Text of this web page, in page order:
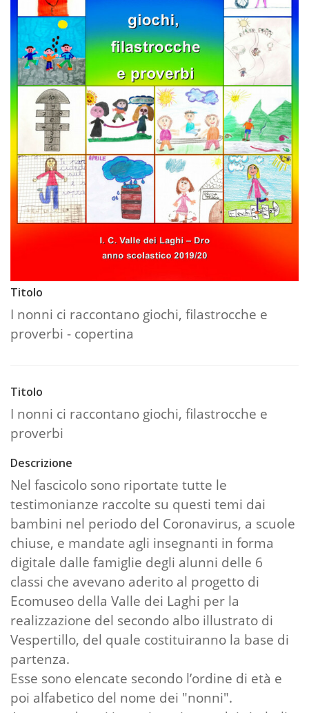
Titolo
I nonni ci raccontano giochi, filastrocche e
proverbi - copertina
Titolo
I nonni ci raccontano giochi, filastrocche e
proverbi
Descrizione
Nel fascicolo sono riportate tutte le
testimonianze raccolte su questi temi dai
bambini nel periodo del Coronavirus, a scuole
chiuse, e mandate agli insegnanti in forma
digitale dalle famiglie degli alunni delle 6
classi che avevano aderito al progetto di
Ecomuseo della Valle dei Laghi per la
realizzazione del secondo albo illustrato di
Vespertillo, del quale costituiranno la base di
partenza.
Esse sono elencate secondo l’ordine di età e
poi alfabetico del nome dei "nonni".